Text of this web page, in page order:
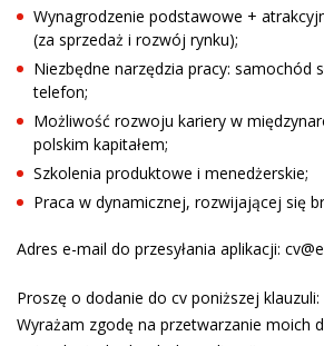
Wynagrodzenie podstawowe +
(za sprzedaż i rozwój rynku);
Niezbędne narzędzia pracy: samochód
telefon;
Możliwość rozwoju kariery w
polskim kapitałem;
Szkolenia produktowe i menedżerskie;
Praca w dynamicznej, rozwijającej się
Adres e-mail do przesyłania aplikacji:
Proszę o dodanie do cv poniższej klauzuli:
Wyrażam zgodę na przetwarzanie moich